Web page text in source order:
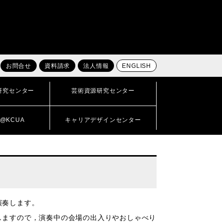
お問合せ 資料請求 法人情報 ENGLISH
究センター 芸術資源研究センター
キャリアデザインセンター
します。
すので，演奏中の会場の出入りやおしゃべり